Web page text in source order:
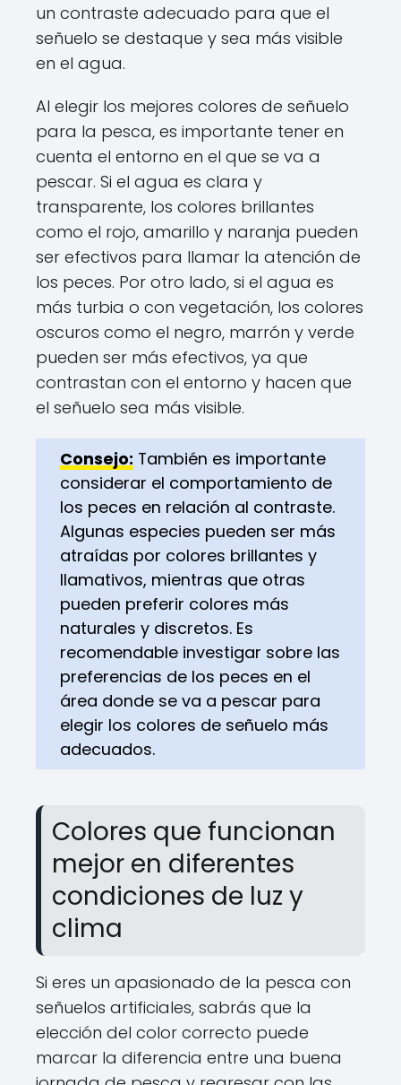
un contraste adecuado para que el
señuelo se destaque y sea más visible
en el agua.
Al elegir los mejores colores de señuelo
para la pesca, es importante tener en
cuenta el entorno en el que se va a
pescar. Si el agua es clara y
transparente, los colores brillantes
como el rojo, amarillo y naranja pueden
ser efectivos para llamar la atención de
los peces. Por otro lado, si el agua es
más turbia o con vegetación, los colores
oscuros como el negro, marrón y verde
pueden ser más efectivos, ya que
contrastan con el entorno y hacen que
el señuelo sea más visible.
Consejo: También es importante
considerar el comportamiento de
los peces en relación al contraste.
Algunas especies pueden ser más
atraídas por colores brillantes y
llamativos, mientras que otras
pueden preferir colores más
naturales y discretos. Es
recomendable investigar sobre las
preferencias de los peces en el
área donde se va a pescar para
elegir los colores de señuelo más
adecuados.
Colores que funcionan
mejor en diferentes
condiciones de luz y
clima
Si eres un apasionado de la pesca con
señuelos artificiales, sabrás que la
elección del color correcto puede
marcar la diferencia entre una buena